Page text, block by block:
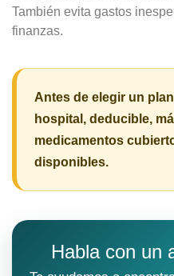
También evita gastos
finanzas.
Antes de elegir un
hospital, deducible,
medicamentos
disponibles.
Habla con un